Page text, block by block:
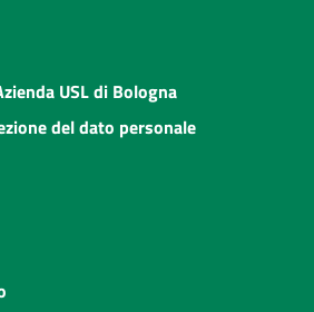
USL di Bologna
del dato personale